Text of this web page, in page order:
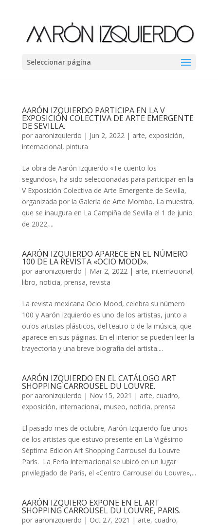
Seleccionar página
AARÓN IZQUIERDO PARTICIPA EN LA V
EXPOSICIÓN COLECTIVA DE ARTE EMERGENTE
DE SEVILLA.
por aaronizquierdo | Jun 2, 2022| arte, exposición,
internacional, pintura
La obra de Aarón Izquierdo «Te cuento los
segundos», ha sido seleccionadas para participar en la
V Exposición Colectiva de Arte Emergente de Sevilla,
organizada por la Galería de Arte Mombo. La muestra,
que se inaugura en La Campiña de Sevilla el 1 de junio
de 2022,...
AARÓN IZQUIERDO APARECE EN EL NÚMERO
100 DE LA REVISTA «OCIO MOOD».
por aaronizquierdo | Mar 2, 2022| arte, internacional,
libro, noticia, prensa, revista
La revista mexicana Ocio Mood, celebra su número
100 y Aarón Izquierdo es uno de los artistas, junto a
otros artistas plásticos, del teatro o de la música, que
aparece en sus páginas. En el interior se pueden leer la
trayectoria y una breve biografía del artista....
AARÓN IZQUIERDO EN EL CATÁLOGO ART
SHOPPING CARROUSEL DU LOUVRE.
por aaronizquierdo | Nov 15, 2021 | arte, cuadro,
exposición, internacional, museo, noticia, prensa
El pasado mes de octubre, Aarón Izquierdo fue unos
de los artistas que estuvo presente en La Vigésimo
Séptima Edición Art Shopping Carrousel du Louvre
París. La Feria Internacional se ubicó en un lugar
privilegiado de París, el «Centro Carrousel du Louvre»,...
AARÓN IZQUIERO EXPONE EN EL ART
SHOPPING CARROUSEL DU LOUVRE, PARIS.
por aaronizquierdo | Oct 27, 2021 | arte, cuadro,